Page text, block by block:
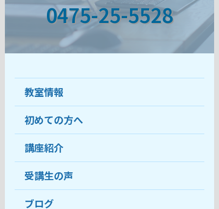
0475-25-5528
教室情報
教室について
受講生の声
おすすめ・人気の講座
目的から講座を探す
初めての方へ
ココがおすすめ
料金
受講までの流れ
講座紹介
受講生の声
ブログ